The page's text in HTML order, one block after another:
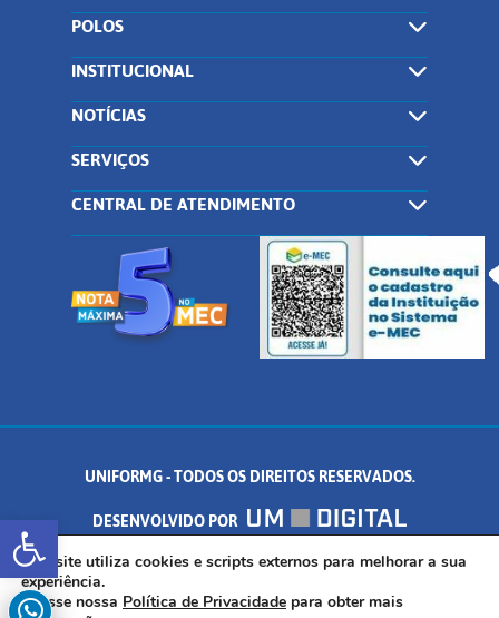
Abrir a barra de ferramentas
POLOS
INSTITUCIONAL
NOTÍCIAS
SERVIÇOS
CENTRAL DE ATENDIMENTO
UNIFORMG - TODOS OS DIREITOS RESERVADOS.
DESENVOLVIDO POR
AV. DR. ARNALDO DE SENNA, 328 - PALMEIRAS, FORMIGA/MG - CEP:
35.574.530
Este site utiliza cookies e scripts externos para melhorar a sua
experiência.
Acesse nossa Política de Privacidade para obter mais